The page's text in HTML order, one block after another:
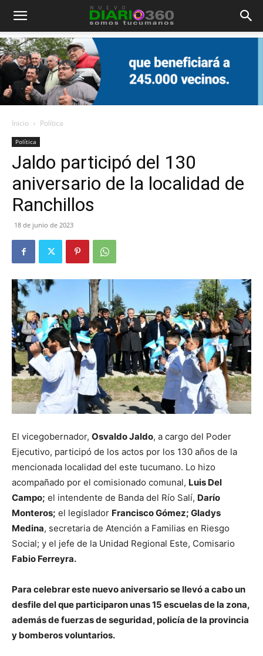
Diario
360
Inicio Política
Política
Jaldo participó del 130
aniversario de la localidad de
Ranchillos
18 de junio de 2023
El vicegobernador, Osvaldo Jaldo, a cargo del Poder
Ejecutivo, participó de los actos por los 130 años de la
mencionada localidad del este tucumano. Lo hizo
acompañado por el comisionado comunal, Luis Del
Campo; el intendente de Banda del Río Salí, Darío
Monteros; el legislador Francisco Gómez; Gladys
Medina, secretaria de Atención a Familias en Riesgo
Social; y el jefe de la Unidad Regional Este, Comisario
Fabio Ferreyra.
Para celebrar este nuevo aniversario se llevó a cabo un
desfile del que participaron unas 15 escuelas de la zona,
además de fuerzas de seguridad, policía de la provincia
y bomberos voluntarios.